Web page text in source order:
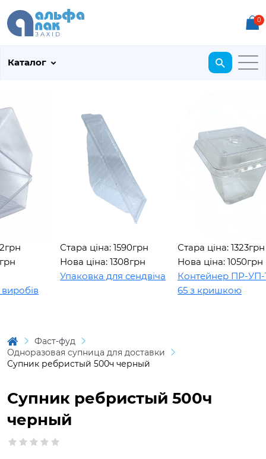
0
Каталог
Стара ціна: 1590грн
Нова ціна: 1308грн
Упаковка для сендвіча
Стара ціна: 1323грн
Нова ціна: 1050грн
Контейнер ПР-УП-
65 з кришкою
Фаст-фуд
Одноразовая супница для доставки
Супник ребристый 500ч черный
Супник ребристый 500ч
черный